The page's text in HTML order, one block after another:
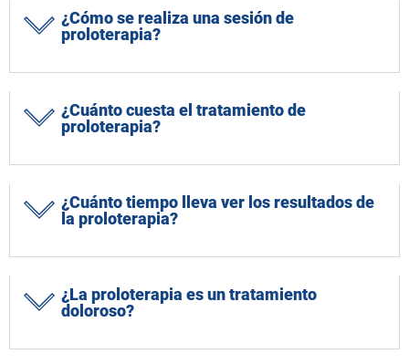
¿Cómo se realiza una sesión de
proloterapia?
¿Cuánto cuesta el tratamiento de
proloterapia?
¿Cuánto tiempo lleva ver los resultados de
la proloterapia?
¿La proloterapia es un tratamiento
doloroso?